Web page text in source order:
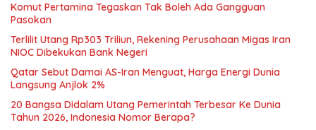
Komut Pertamina Tegaskan Tak Boleh Ada Gangguan
Pasokan
Terlilit Utang Rp303 Triliun, Rekening Perusahaan Migas Iran
NIOC Dibekukan Bank Negeri
Qatar Sebut Damai AS-Iran Menguat, Harga Energi Dunia
Langsung Anjlok 2%
20 Bangsa Didalam Utang Pemerintah Terbesar Ke Dunia
Tahun 2026, Indonesia Nomor Berapa?